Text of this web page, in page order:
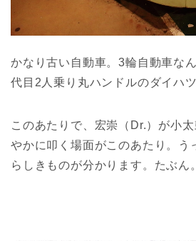
かなり古い自動車。3輪自動車な
代目2人乗り丸ハンドルのダイハ
このあたりで、宏崇（Dr.）が小
やかに叩く場面がこのあたり。う
らしきものが分かります。たぶん。